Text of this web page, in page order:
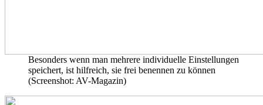
Besonders wenn man mehrere individuelle Einstellungen
speichert, ist hilfreich, sie frei benennen zu können
(Screenshot: AV-Magazin)